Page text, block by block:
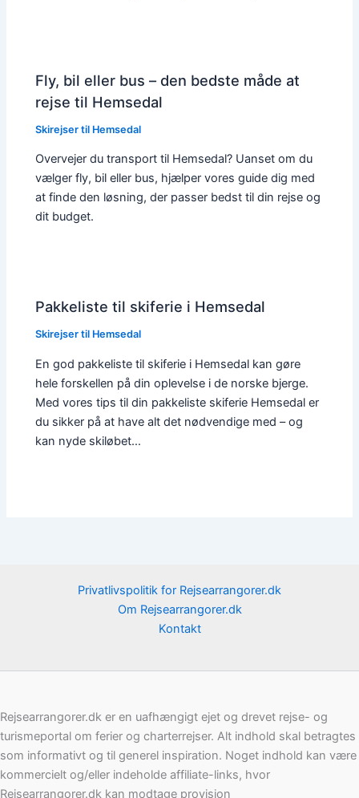
Fly, bil eller bus – den bedste måde at
rejse til Hemsedal
Skirejser til Hemsedal
Overvejer du transport til Hemsedal? Uanset om du
vælger fly, bil eller bus, hjælper vores guide dig med
at finde den løsning, der passer bedst til din rejse og
dit budget.
Pakkeliste til skiferie i Hemsedal
Skirejser til Hemsedal
En god pakkeliste til skiferie i Hemsedal kan gøre
hele forskellen på din oplevelse i de norske bjerge.
Med vores tips til din pakkeliste skiferie Hemsedal er
du sikker på at have alt det nødvendige med – og
kan nyde skiløbet…
Privatlivspolitik for Rejsearrangorer.dk
Om Rejsearrangorer.dk
Kontakt
Rejsearrangorer.dk er en uafhængigt ejet og drevet rejse- og
turismeportal om ferier og charterrejser. Alt indhold skal betragtes
som informativt og til generel inspiration. Noget indhold kan være
kommercielt og/eller indeholde affiliate-links, hvor
Rejsearrangorer.dk kan modtage provision